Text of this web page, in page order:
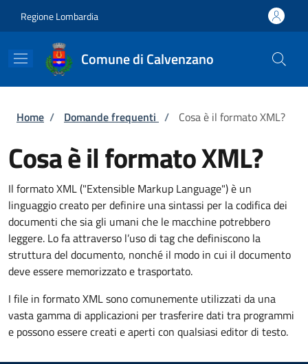
Regione Lombardia
Comune di Calvenzano
Briciole di pane
Home / Domande frequenti / Cosa è il formato XML?
Cosa è il formato XML?
Il formato XML ("Extensible Markup Language") è un
linguaggio creato per definire una sintassi per la codifica dei
documenti che sia gli umani che le macchine potrebbero
leggere. Lo fa attraverso l’uso di tag che definiscono la
struttura del documento, nonché il modo in cui il documento
deve essere memorizzato e trasportato.
I file in formato XML sono comunemente utilizzati da una
vasta gamma di applicazioni per trasferire dati tra programmi
e possono essere creati e aperti con qualsiasi editor di testo.